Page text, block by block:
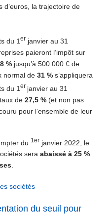
d’euros, la trajectoire de
du 1 er janvier au 31
paieront l’impôt sur
% jusqu’à 500 000 € de
normal de 31 % s’appliquera
du 1 er janvier au 31
de 27,5 % (et non pas
pour l’ensemble de leur
du 1er janvier 2022, le
sera abaissé à 25 %
.
sociétés
du seuil pour